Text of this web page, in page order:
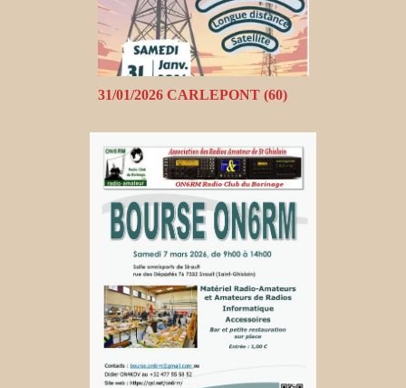
31/01/2026 CARLEPONT (60)